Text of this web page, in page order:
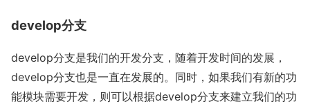
develop分支
develop分支是我们的开发分支，随着开发时间的发展，
develop分支也是一直在发展的。同时，如果我们有新的功
能模块需要开发，则可以根据develop分支来建立我们的功